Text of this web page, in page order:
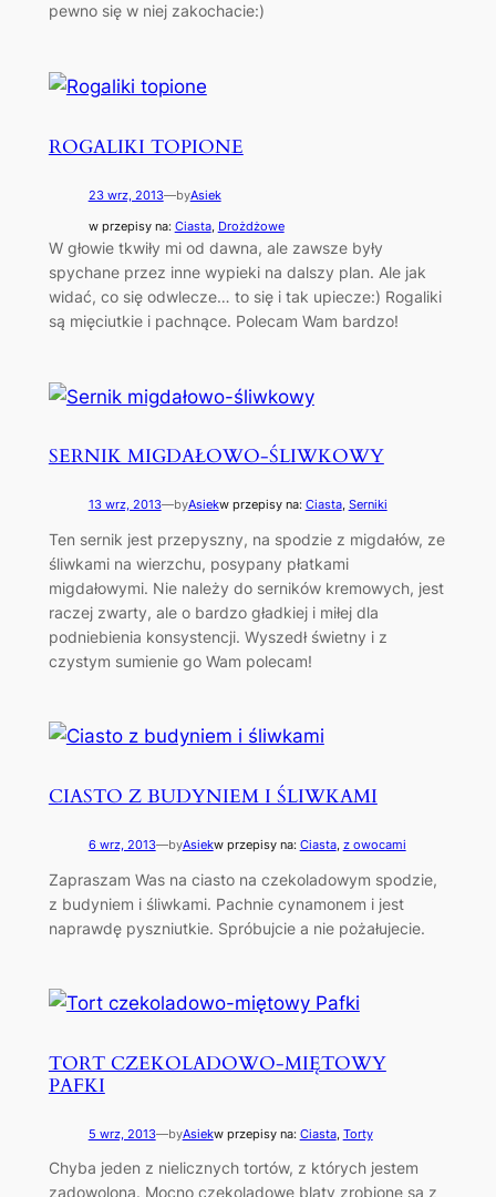
pewno się w niej zakochacie:)
ROGALIKI TOPIONE
23 wrz, 2013—byAsiek
w przepisy na: Ciasta, Drożdżowe
W głowie tkwiły mi od dawna, ale zawsze były
spychane przez inne wypieki na dalszy plan. Ale jak
widać, co się odwlecze… to się i tak upiecze:) Rogaliki
są mięciutkie i pachnące. Polecam Wam bardzo!
SERNIK MIGDAŁOWO-ŚLIWKOWY
13 wrz, 2013—byAsiekw przepisy na: Ciasta, Serniki
Ten sernik jest przepyszny, na spodzie z migdałów, ze
śliwkami na wierzchu, posypany płatkami
migdałowymi. Nie należy do serników kremowych, jest
raczej zwarty, ale o bardzo gładkiej i miłej dla
podniebienia konsystencji. Wyszedł świetny i z
czystym sumienie go Wam polecam!
CIASTO Z BUDYNIEM I ŚLIWKAMI
6 wrz, 2013—byAsiekw przepisy na: Ciasta, z owocami
Zapraszam Was na ciasto na czekoladowym spodzie,
z budyniem i śliwkami. Pachnie cynamonem i jest
naprawdę pyszniutkie. Spróbujcie a nie pożałujecie.
TORT CZEKOLADOWO-MIĘTOWY
PAFKI
5 wrz, 2013—byAsiekw przepisy na: Ciasta, Torty
Chyba jeden z nielicznych tortów, z których jestem
zadowolona. Mocno czekoladowe blaty zrobione są z